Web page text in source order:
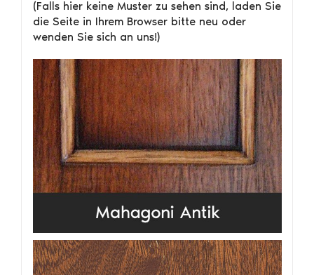
(Falls hier keine Muster zu sehen sind, laden Sie
die Seite in Ihrem Browser bitte neu oder
wenden Sie sich an uns!)